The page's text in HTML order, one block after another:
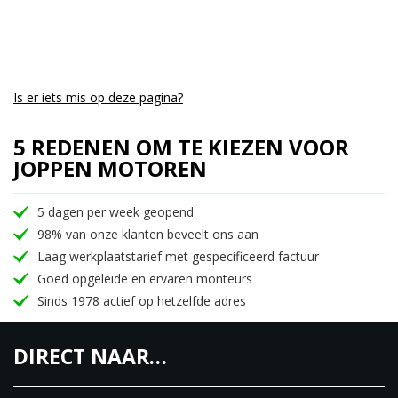
Cruise Control
Quickshifter 3.0 Up en Down
Topsnelheid van 240km/h
Marzocchi volledig instelbare voorvork
Sachs progressieve volledig instelbare
schokdemper
Hoogwaardige Brembo remmen met het nieuwste
ABS systeem. Rear Wheel Lift-up Mitigation en
Bluetooth verbinding
MV Ride App conectie
Is er iets mis op deze pagina?
5 REDENEN OM TE KIEZEN VOOR
JOPPEN MOTOREN
5 dagen per week geopend
98% van onze klanten beveelt ons aan
Laag werkplaatstarief met gespecificeerd factuur
Goed opgeleide en ervaren monteurs
Sinds 1978 actief op hetzelfde adres
DIRECT NAAR…